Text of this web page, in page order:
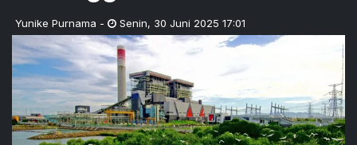
Yunike Purnama - Senin, 30 Juni 2025 17:01